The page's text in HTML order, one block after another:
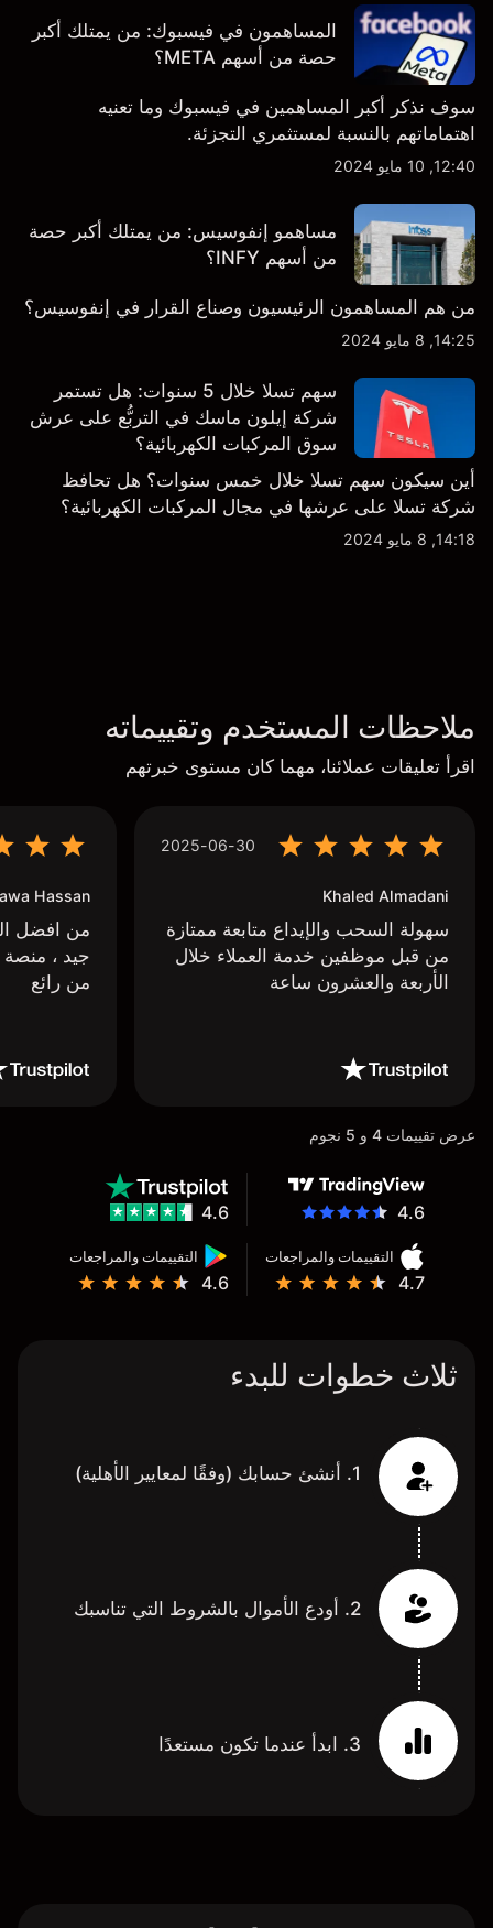
بالضبط.
المساهمون في فيسبوك: من يمتلك أكبر
حصة من أسهم META؟
سوف نذكر أكبر المساهمين في فيسبوك وما تعنيه
اهتماماتهم بالنسبة لمستثمري التجزئة.
12:40, 10 مايو 2024
مساهمو إنفوسيس: من يمتلك أكبر حصة
من أسهم INFY؟
من هم المساهمون الرئيسيون وصناع القرار في إنفوسيس؟
14:25, 8 مايو 2024
سهم تسلا خلال 5 سنوات: هل تستمر
شركة إيلون ماسك في التربُّع على عرش
سوق المركبات الكهربائية؟
أين سيكون سهم تسلا خلال خمس سنوات؟ هل تحافظ
شركة تسلا على عرشها في مجال المركبات الكهربائية؟
14:18, 8 مايو 2024
ملاحظات المستخدم وتقييماته
اقرأ تعليقات عملائنا، مهما كان مستوى خبرتهم
2025-06-30
Khaled Almadani
سهولة السحب والإيداع متابعة ممتازة
من قبل موظفين خدمة العملاء خلال
الأربعة والعشرون ساعة
Hassan
من افضل
جيد ،
من رائع
عرض تقييمات 4 و 5 نجوم
4.6
التقييمات والمراجعات
4.7
التقييمات والمراجعات
4.6
4.6
ثلاث خطوات للبدء
1. أنشئ حسابك (وفقًا لمعايير الأهلية)
2. أودع الأموال بالشروط التي تناسبك
3. ابدأ عندما تكون مستعدًا